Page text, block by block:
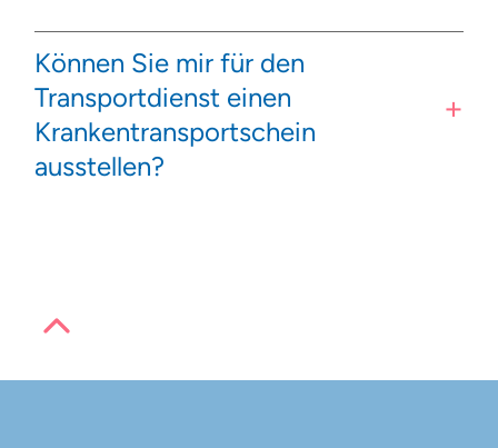
Können Sie mir für den
Transportdienst einen
Krankentransportschein
ausstellen?